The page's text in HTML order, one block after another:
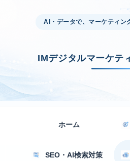
AI・データで、マーケティン
IMデジタルマーケテ
ホーム
SEO・AI検索対策